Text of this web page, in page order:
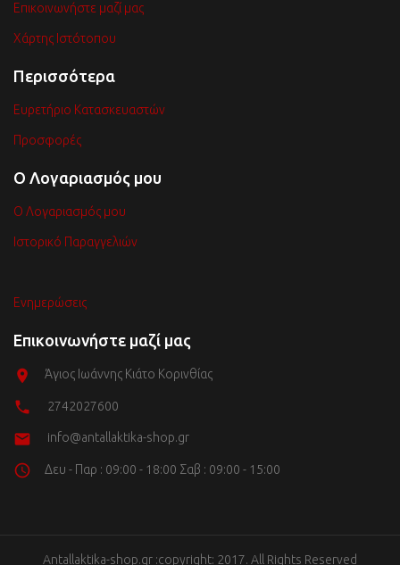
Επικοινωνήστε μαζί μας
Χάρτης Ιστότοπου
Περισσότερα
Ευρετήριο Κατασκευαστών
Προσφορές
Ο Λογαριασμός μου
Ο Λογαριασμός μου
Ιστορικό Παραγγελιών
Ενημερώσεις
Επικοινωνήστε μαζί μας
Άγιος Ιωάννης Κιάτο Κορινθίας
2742027600
info@antallaktika-shop.gr
Δευ - Παρ : 09:00 - 18:00 Σαβ : 09:00 - 15:00
Antallaktika-shop.gr :copyright: 2017. All Rights Reserved